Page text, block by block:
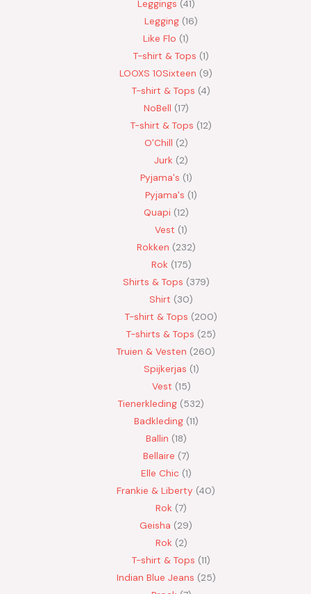
Leggings 41
Legging 16
Like Flo 1
T-shirt & Tops 1
LOOXS 10Sixteen
9
T-shirt & Tops 4
NoBell 17
T-shirt & Tops 12
O'Chill 2
Jurk 2
Pyjama's 1
Pyjama's 1
Quapi 12
Vest 1
Rokken 232
Rok 175
Shirts & Tops 379
Shirt
30
T-shirt & Tops
200
T-shirts & Tops
25
Truien & Vesten
260
Spijkerjas 1
Vest 15
Tienerkleding 532
Badkleding 11
Ballin 18
Bellaire 7
Elle Chic 1
Frankie & Liberty 40
Rok 7
Geisha
29
Rok 2
T-shirt & Tops 11
Indian Blue Jeans 25